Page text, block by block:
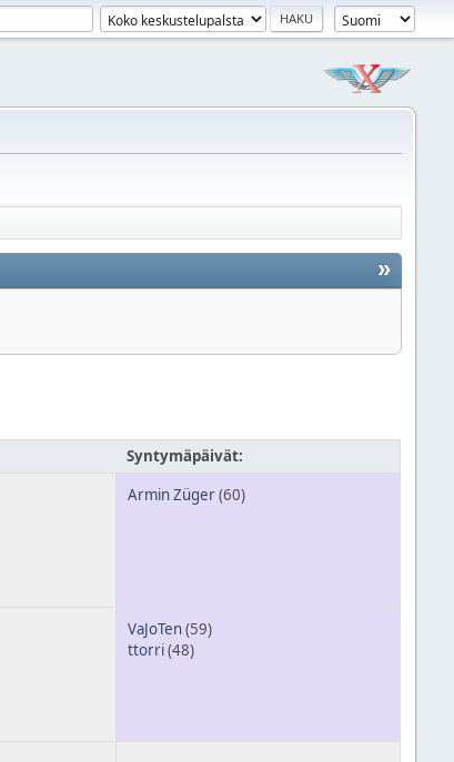
»
Syntymäpäivät:
Armin Züger(60)
VaJoTen(59)
ttorri(48)